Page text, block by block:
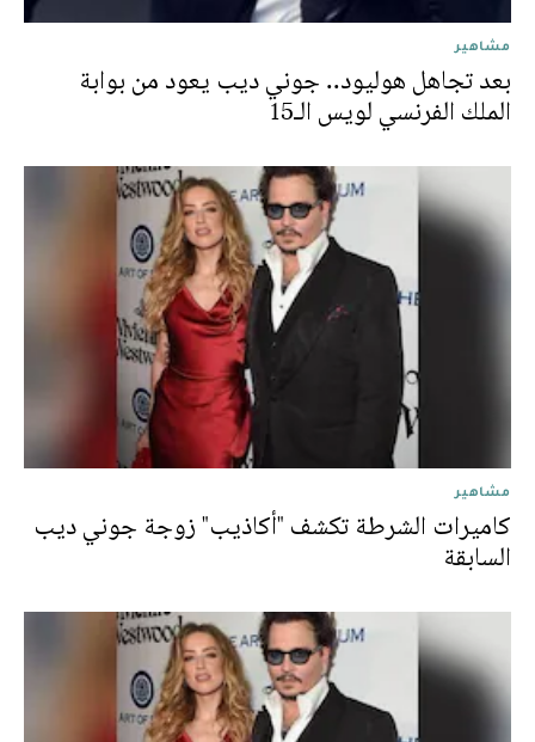
مشاهير
بعد تجاهل هوليود.. جوني ديب يعود من بوابة
الملك الفرنسي لويس الـ15
مشاهير
كاميرات الشرطة تكشف "أكاذيب" زوجة جوني ديب
السابقة